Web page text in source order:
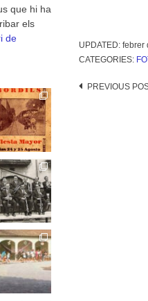
UPDATED: febrer
CATEGORIES:
Post
PREVIOUS
que hi ha
els
de